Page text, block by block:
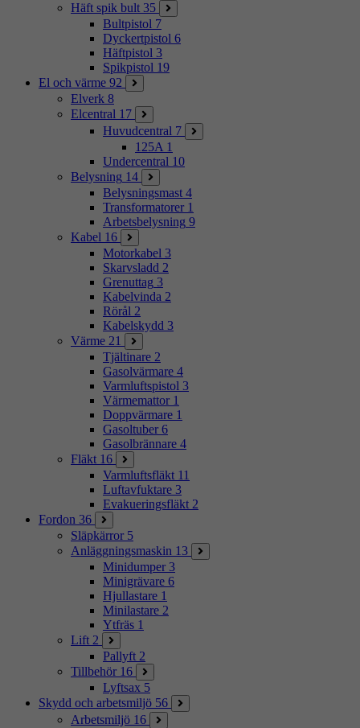
Häft spik bult 35
Bultpistol 7
Dyckertpistol 6
Häftpistol 3
Spikpistol 19
El och värme 92
Elverk 8
Elcentral 17
Huvudcentral 7
125A 1
Undercentral 10
Belysning 14
Belysningsmast 4
Transformatorer 1
Arbetsbelysning 9
Kabel 16
Motorkabel 3
Skarvsladd 2
Grenuttag 3
Kabelvinda 2
Rörål 2
Kabelskydd 3
Värme 21
Tjältinare 2
Gasolvärmare 4
Varmluftspistol 3
Värmemattor 1
Doppvärmare 1
Gasoltuber 6
Gasolbrännare 4
Fläkt 16
Varmluftsfläkt 11
Luftavfuktare 3
Evakueringsfläkt 2
Fordon 36
Släpkärror 5
Anläggningsmaskin 13
Minidumper 3
Minigrävare 6
Hjullastare 1
Minilastare 2
Ytfräs 1
Lift 2
Pallyft 2
Tillbehör 16
Lyftsax 5
Skydd och arbetsmiljö 56
Arbetsmiljö 16